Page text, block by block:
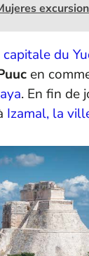
capitale du
en
. En fin de
Izamal, la